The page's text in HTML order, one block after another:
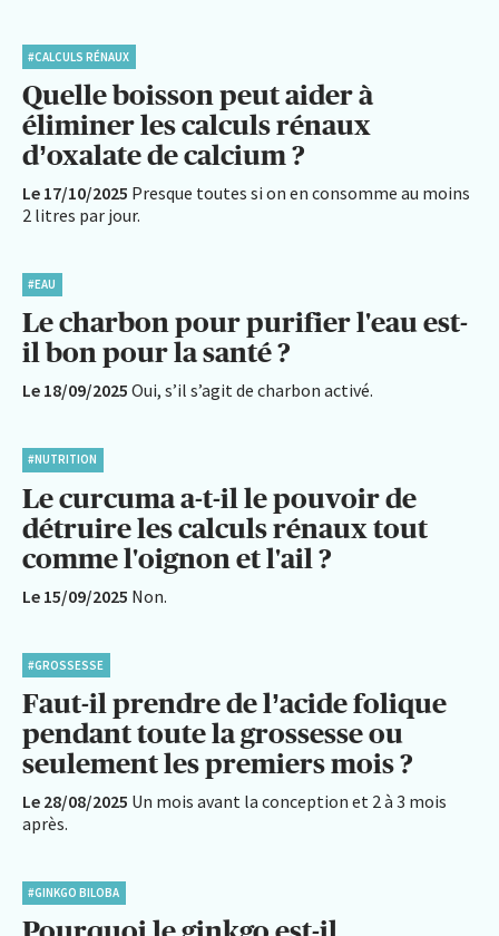
#CALCULS RÉNAUX
Quelle boisson peut aider à
éliminer les calculs rénaux
d’oxalate de calcium ?
Le 17/10/2025 Presque toutes si on en consomme au moins
2 litres par jour.
#EAU
Le charbon pour purifier l'eau est-
il bon pour la santé ?
Le 18/09/2025 Oui, s’il s’agit de charbon activé.
#NUTRITION
Le curcuma a-t-il le pouvoir de
détruire les calculs rénaux tout
comme l'oignon et l'ail ?
Le 15/09/2025 Non.
#GROSSESSE
Faut-il prendre de l’acide folique
pendant toute la grossesse ou
seulement les premiers mois ?
Le 28/08/2025 Un mois avant la conception et 2 à 3 mois
après.
#GINKGO BILOBA